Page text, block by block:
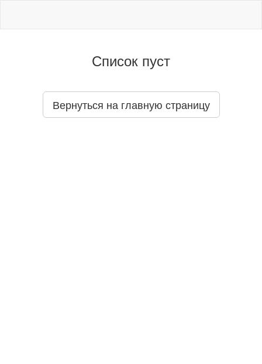
Список пуст
Вернуться на главную страницу